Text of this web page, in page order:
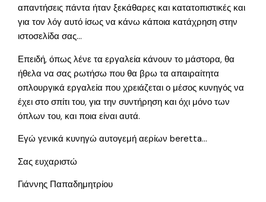
απαντήσεις πάντα ήταν ξεκάθαρες και κατατοπιστικές και
για τον λόγ αυτό ίσως να κάνω κάποια κατάχρηση στην
ιστοσελίδα σας…
Επειδή, όπως λένε τα εργαλεία κάνουν το μάστορα, θα
ήθελα να σας ρωτήσω που θα βρω τα απαιραίτητα
οπλουργικά εργαλεία που χρειάζεται ο μέσος κυνηγός να
έχει στο σπίτι του, για την συντήρηση και όχι μόνο των
όπλων του, και ποια είναι αυτά.
Εγώ γενικά κυνηγώ αυτογεμή αερίων beretta…
Σας ευχαριστώ
Γιάννης Παπαδημητρίου